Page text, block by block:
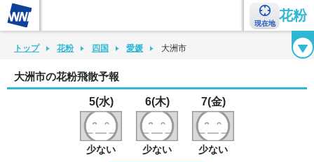
現在地
花粉
花粉カレンダー 花粉図鑑 花粉症チェックシート 花粉症ハンドブック
トップ 花粉 四国 愛媛 大洲市
大洲市の花粉飛散予報
5(水)
少ない
6(木)
少ない
7(金)
少ない